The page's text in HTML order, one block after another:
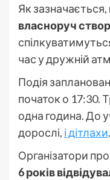
Як зазначається,
власноруч
час у дружній
Подія
початок о 17:30.
одна година. До
дорослі, і дітлахи.
Організатори
6 років